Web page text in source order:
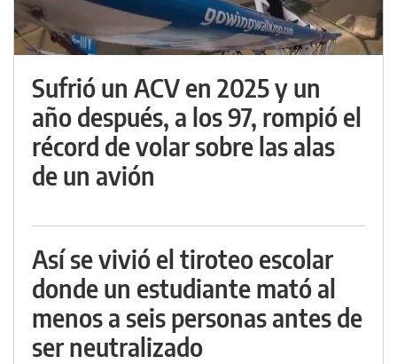
Sufrió un ACV en 2025 y un
año después, a los 97, rompió el
récord de volar sobre las alas
de un avión
Así se vivió el tiroteo escolar
donde un estudiante mató al
menos a seis personas antes de
ser neutralizado